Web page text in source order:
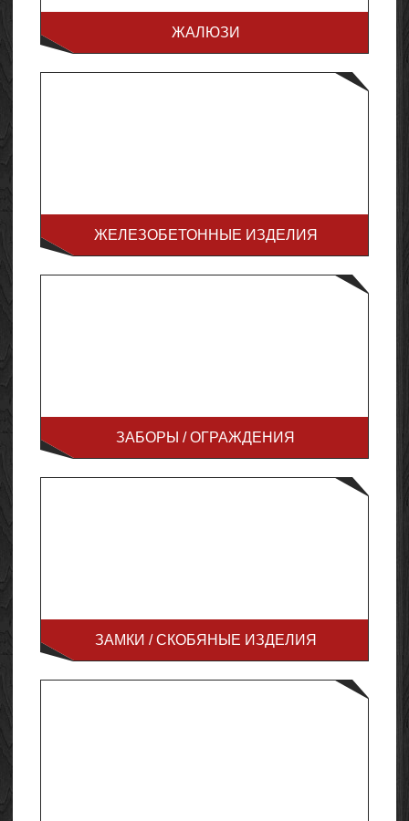
ЖАЛЮЗИ
ЖЕЛЕЗОБЕТОННЫЕ ИЗДЕЛИЯ
ЗАБОРЫ / ОГРАЖДЕНИЯ
ЗАМКИ / СКОБЯНЫЕ ИЗДЕЛИЯ